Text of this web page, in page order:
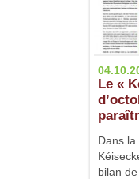
Le «
Dans
bilan de